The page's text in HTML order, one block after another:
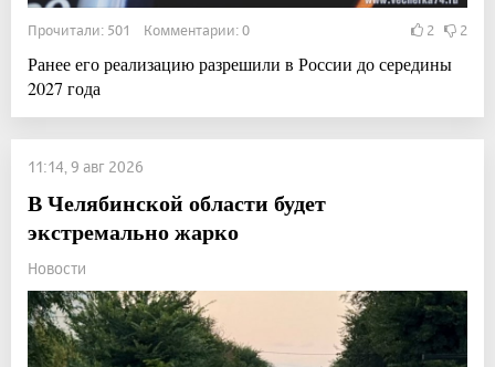
Прочитали: 501 Комментарии: 0 2 2
Ранее его реализацию разрешили в России до середины
2027 года
11:14, 9 авг 2026
В Челябинской области будет
экстремально жарко
Новости